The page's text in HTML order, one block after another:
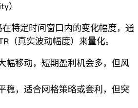
）
特定时间窗口内的变化幅度，通
（真实波动幅度）来量化。
幅移动，短期盈利机会多，但风
稳，适合网格策略或套利，但突